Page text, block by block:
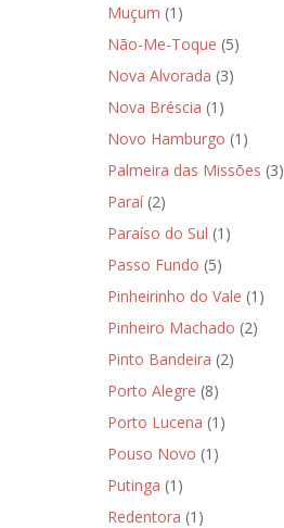
Muçum (1)
Não-Me-Toque (5)
Nova Alvorada (3)
Nova Bréscia (1)
Novo Hamburgo (1)
Palmeira das Missões (3)
Paraí(2)
Paraíso do Sul (1)
Passo Fundo (5)
Pinheirinho do Vale (1)
Pinheiro Machado (2)
Pinto Bandeira (2)
Porto Alegre (8)
Porto Lucena (1)
Pouso Novo (1)
Putinga (1)
Redentora (1)